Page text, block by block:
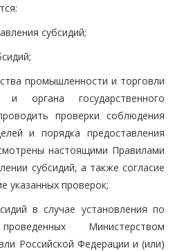
субсидий;
промышленности и торговли
и органа государственного
проверки соблюдения
и порядка предоставления
настоящими Правилами
субсидий, а также согласие
указанных проверок;
в случае установления по
Министерством
Российской Федерации и (или)